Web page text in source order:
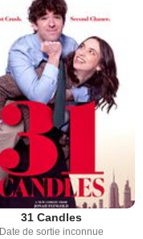
31 Candles
Date de sortie inconnue